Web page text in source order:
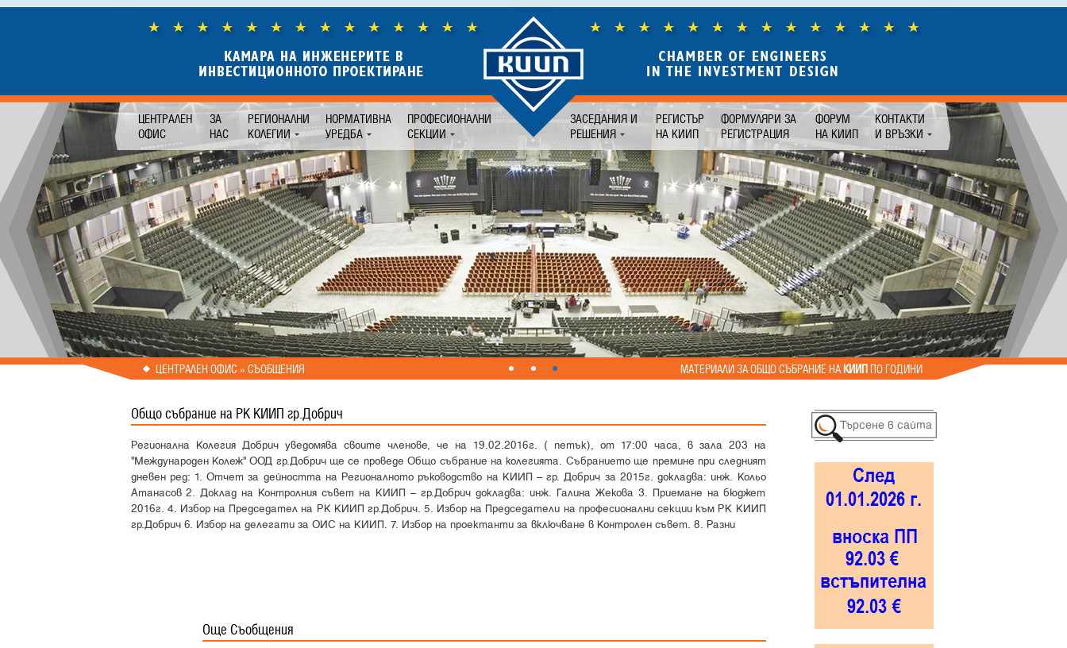
PrevNext
ЦЕНТРАЛЕН
ОФИС
ЗА
НАС
РЕГИОНАЛНИ
КОЛЕГИИ
НОРМАТИВНА
УРЕДБА
ПРОФЕСИОНАЛНИ
СЕКЦИИ
ЗАСЕДАНИЯ И
РЕШЕНИЯ
РЕГИСТЪР
НА КИИП
ФОРМУЛЯРИ ЗА
РЕГИСТРАЦИЯ
ФОРУМ
НА КИИП
КОНТАКТИ
И ВРЪЗКИ
ЦЕНТРАЛЕН ОФИС » СЪОБЩЕНИЯ МАТЕРИАЛИ ЗА ОБЩО СЪБРАНИЕ НАКИИППО ГОДИНИ
Общо събрание на РК КИИП гр.Добрич
Регионална Колегия Добрич уведомява своите членове, че на 19.02.2016г. ( петък), от 17:00 часа, в зала 203 на
"Международен Колеж" ООД гр.Добрич ще се проведе Общо събрание на колегията. Събранието ще премине при следният
дневен ред: 1. Отчет за дейността на Регионалното ръководство на КИИП – гр. Добрич за 2015г. докладва: инж. Кольо
Атанасов 2. Доклад на Контролния съвет на КИИП – гр.Добрич докладва: инж. Галина Жекова 3. Приемане на бюджет
2016г. 4. Избор на Председател на РК КИИП гр.Добрич. 5. Избор на Председатели на професионални секции към РК КИИП
гр.Добрич 6. Избор на делегати за ОИС на КИИП. 7. Избор на проектанти за включване в Контролен съвет. 8. Разни
Още Съобщения